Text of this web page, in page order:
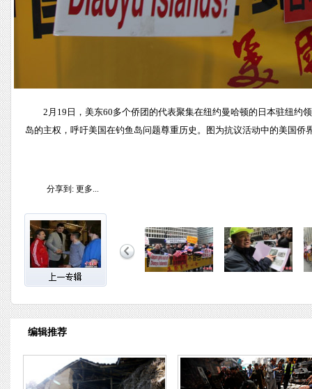
2月19日，美东60多个侨团的代表聚集在纽约曼哈顿的日本驻纽约
岛的主权，呼吁美国在钓鱼岛问题尊重历史。图为抗议活动中的美国侨
分享到: 更多...
编辑推荐